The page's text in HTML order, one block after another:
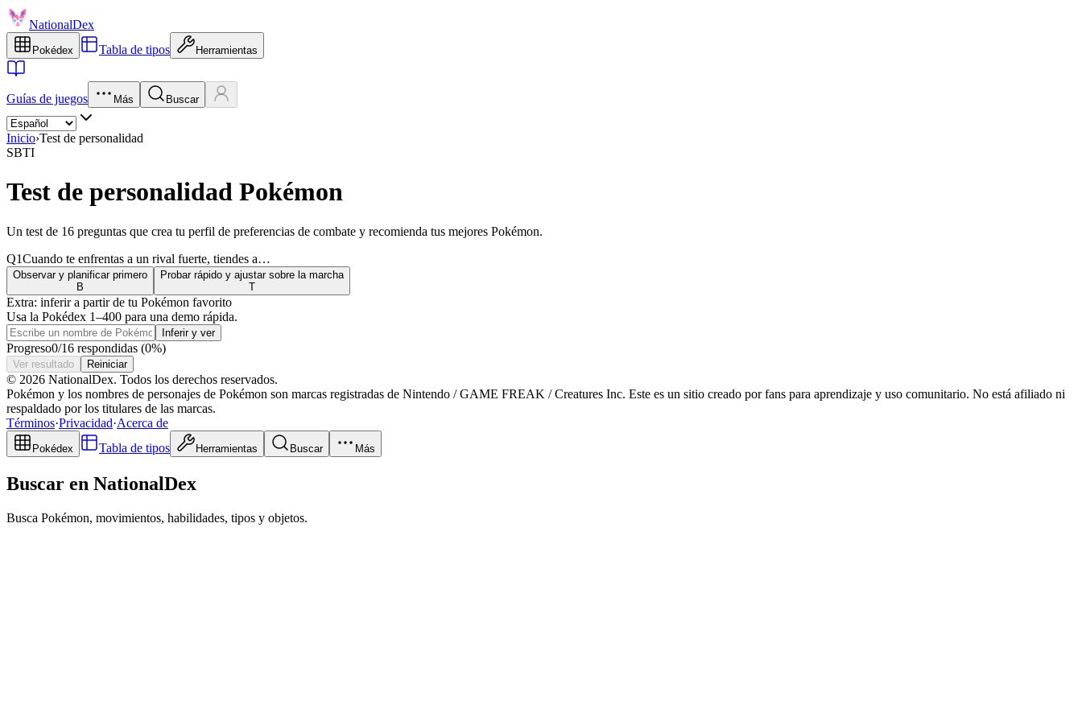
NationalDex
Pokédex Tabla de tipos Herramientas
Guías de juegos Más Buscar
Inicio›Test de personalidad
SBTI
Test de personalidad Pokémon
Un test de 16 preguntas que crea tu perfil de preferencias de combate y recomienda tus mejores Pokémon.
Q1Cuando te enfrentas a un rival fuerte, tiendes a…
Observar y planificar primero
B
Probar rápido y ajustar sobre la marcha
T
Extra: inferir a partir de tu Pokémon favorito
Usa la Pokédex 1–400 para una demo rápida.
Inferir y ver
Progreso0/16 respondidas (0%)
Ver resultado Reiniciar
© 2026 NationalDex. Todos los derechos reservados.
Pokémon y los nombres de personajes de Pokémon son marcas registradas de Nintendo / GAME FREAK / Creatures Inc. Este es un sitio creado por fans para aprendizaje y uso comunitario. No está afiliado ni
respaldado por los titulares de las marcas.
Términos·Privacidad·Acerca de
Pokédex Tabla de tipos Herramientas Buscar Más
Buscar en NationalDex
Busca Pokémon, movimientos, habilidades, tipos y objetos.